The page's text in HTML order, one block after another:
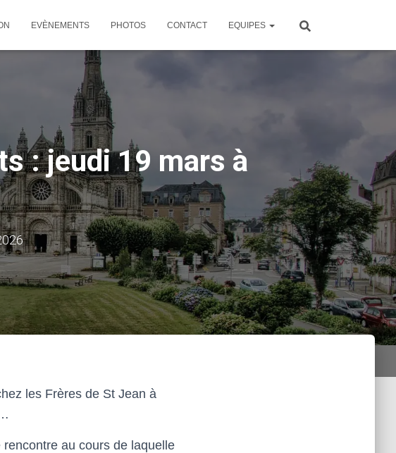
EVÈNEMENTS PHOTOS CONTACT EQUIPES
: jeudi 19 mars à
les Frères de St Jean à
au cours de laquelle